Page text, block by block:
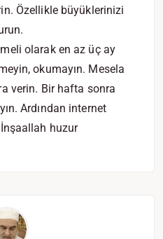
Özellikle büyüklerinizi
olarak en az üç ay
okumayın. Mesela
verin. Bir hafta sonra
Ardından internet
huzur